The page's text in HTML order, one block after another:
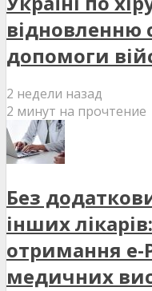
відновленню
допомоги
2 недели назад
2 минут на прочтение
Без
інших
отримання е-
медичних